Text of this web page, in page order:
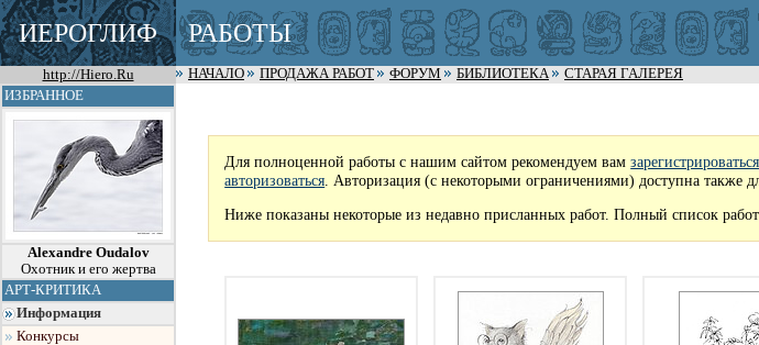
ИЕРОГЛИФ РАБОТЫ
http://Hiero.Ru НАЧАЛО ПРОДАЖА РАБОТ ФОРУМ БИБЛИОТЕКА
СТАРАЯ ГАЛЕРЕЯ
ИЗБРАННОЕ
Alexandre Oudalov
Охотник и его жертва
АРТ-КРИТИКА
Информация
Конкурсы
Для полноценной работы с нашим сайтом рекомендуем вамзарегистрироваться
авторизоваться . Авторизация (с некоторыми ограничениями) доступна также
Ниже показаны некоторые из недавно присланных работ. Полный список